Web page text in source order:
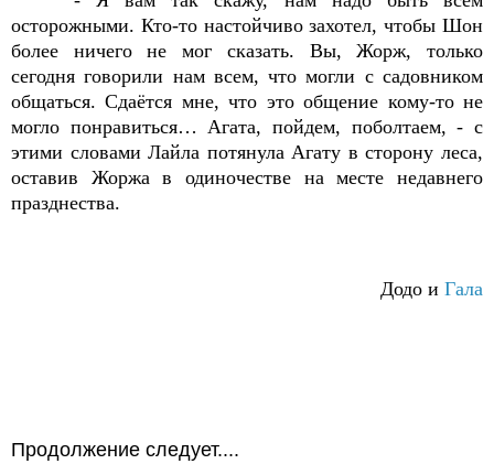
осторожными. Кто-то настойчиво захотел, чтобы Шон
более ничего не мог сказать. Вы, Жорж, только
сегодня говорили нам всем, что могли с садовником
общаться. Сдаётся мне, что это общение кому-то не
могло понравиться… Агата, пойдем, поболтаем, - с
этими словами Лайла потянула Агату в сторону леса,
оставив Жоржа в одиночестве на месте недавнего
празднества.
Додо и Гала
Продолжение следует....